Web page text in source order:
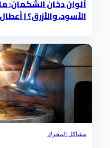
ألوان دخان الشكمان:
الأسود، والأزرق؟ |
مشاكل المحرك